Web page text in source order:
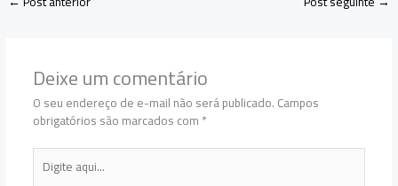
Deixe um comentário
O seu endereço de e-mail não será publicado.Campos
obrigatórios são marcados com*
Digite
aqui...